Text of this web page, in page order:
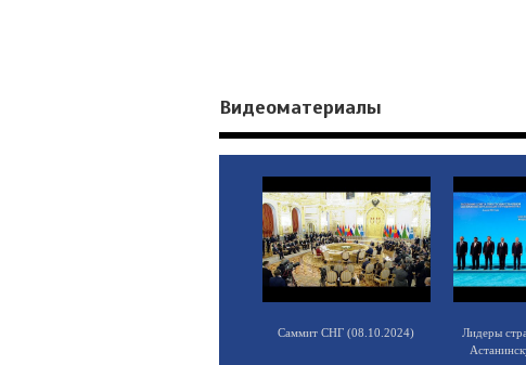
Видеоматериалы
Саммит СНГ (08.10.2024)
Лидеры